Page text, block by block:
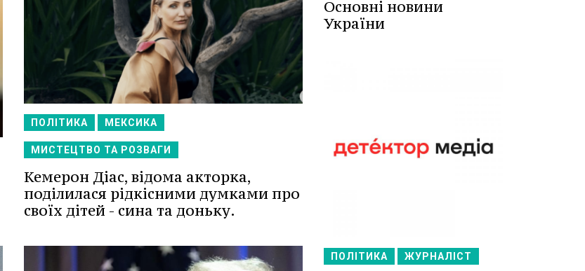
ПОЛІТИКА МЕКСИКА
МИСТЕЦТВО ТА РОЗВАГИ
Кемерон Діас, відома акторка,
поділилася рідкісними думками про
своїх дітей - сина та доньку.
Основні новини
України
ПОЛІТИКА ЖУРНАЛІСТ